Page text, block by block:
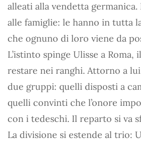
alleati alla vendetta
alle famiglie: le hanno in tutta
che ognuno di loro viene da
L’istinto spinge Ulisse a Roma,
restare nei ranghi. Attorno a
due gruppi: quelli disposti a
quelli convinti che l’onore
con i tedeschi. Il reparto si va
La divisione si estende al trio: